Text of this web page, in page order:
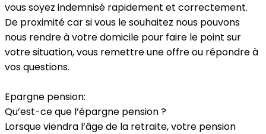
vous soyez indemnisé rapidement et correctement.
De proximité car si vous le souhaitez nous pouvons
nous rendre à votre domicile pour faire le point sur
votre situation, vous remettre une offre ou répondre à
vos questions.
Epargne pension:
Qu’est-ce que l’épargne pension ?
Lorsque viendra l’âge de la retraite, votre pension